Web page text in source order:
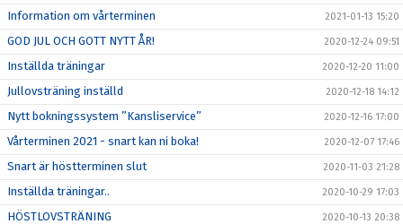
Information om vårterminen 2021-01-13 15:20
GOD JUL OCH GOTT NYTT ÅR! 2020-12-24 09:51
Inställda träningar 2020-12-20 11:00
Jullovsträning inställd 2020-12-18 14:12
Nytt bokningssystem ”Kansliservice” 2020-12-16 17:00
Vårterminen 2021 - snart kan ni boka! 2020-12-07 17:46
Snart är höstterminen slut 2020-11-03 21:28
Inställda träningar.. 2020-10-29 17:03
HÖSTLOVSTRÄNING 2020-10-13 20:38